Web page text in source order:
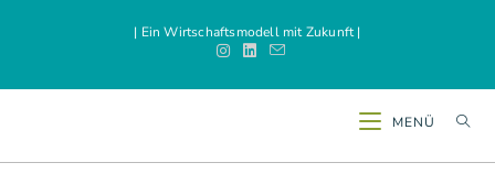
| Ein Wirtschaftsmodell mit Zukunft |
MENÜ